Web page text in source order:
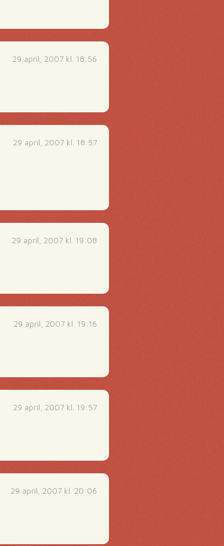
29 april, 2007 kl. 18:56
29 april, 2007 kl. 18:57
29 april, 2007 kl. 19:08
29 april, 2007 kl. 19:16
29 april, 2007 kl. 19:57
29 april, 2007 kl. 20:06